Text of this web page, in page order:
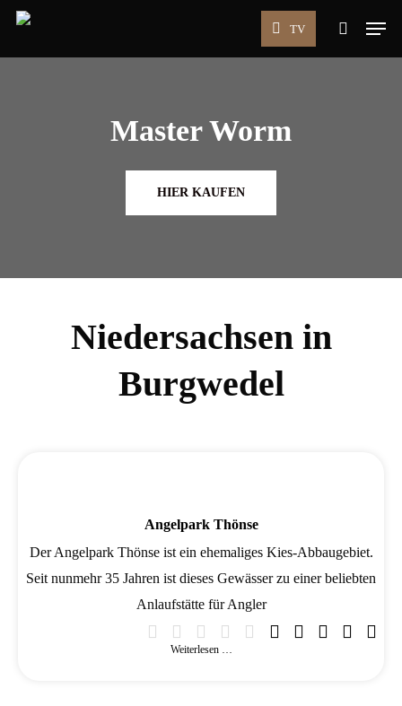
Skip
TV
search
Menu
Master Worm
HIER KAUFEN
Niedersachsen in
Burgwedel
Angelpark Thönse
Der Angelpark Thönse ist ein ehemaliges Kies-Abbaugebiet.
Seit nunmehr 35 Jahren ist dieses Gewässer zu einer beliebten
Anlaufstätte für Angler
Weiterlesen …